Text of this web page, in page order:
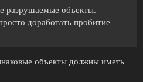
разрушаемые объекты.
доработать пробитие
объекты должны иметь